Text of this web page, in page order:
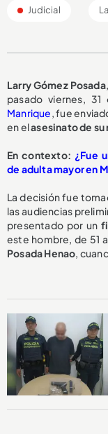
Judicial
Larry Gómez Posada
pasado viernes,
Manrique, fue
en elasesinato de su
En contexto: ¿Fue
de adulta mayor en
La decisión fue
las audiencias
presentado por un
este hombre, de 51
Posada Henao,